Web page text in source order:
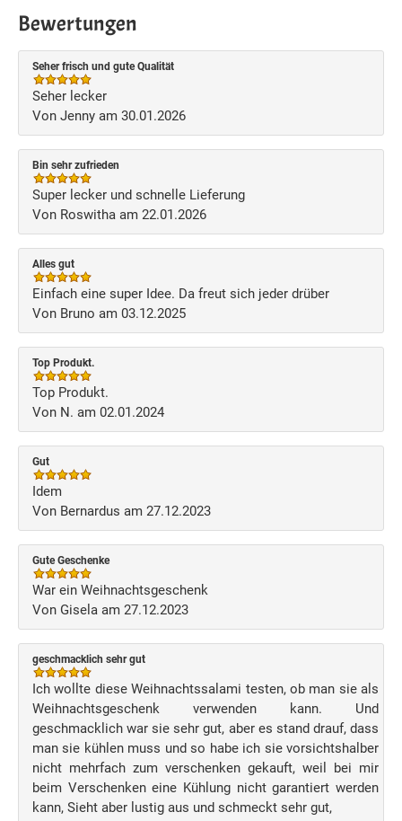
Bewertungen
Seher frisch und gute Qualität
Seher lecker
Von Jenny am 30.01.2026
Bin sehr zufrieden
Super lecker und schnelle Lieferung
Von Roswitha am 22.01.2026
Alles gut
Einfach eine super Idee. Da freut sich jeder drüber
Von Bruno am 03.12.2025
Top Produkt.
Top Produkt.
Von N. am 02.01.2024
Gut
Idem
Von Bernardus am 27.12.2023
Gute Geschenke
War ein Weihnachtsgeschenk
Von Gisela am 27.12.2023
geschmacklich sehr gut
Ich wollte diese Weihnachtssalami testen, ob man sie als
Weihnachtsgeschenk verwenden kann. Und
geschmacklich war sie sehr gut, aber es stand drauf, dass
man sie kühlen muss und so habe ich sie vorsichtshalber
nicht mehrfach zum verschenken gekauft, weil bei mir
beim Verschenken eine Kühlung nicht garantiert werden
kann, Sieht aber lustig aus und schmeckt sehr gut,